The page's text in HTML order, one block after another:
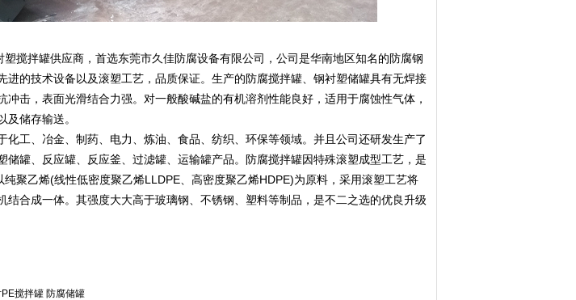
搅拌罐供应商，首选东莞市久佳防腐设备有限公司，公司是华南地区知名的防腐钢
进的技术设备以及滚塑工艺，品质保证。生产的防腐搅拌罐、钢衬塑储罐具有无焊接
冲击，表面光滑结合力强。对一般酸碱盐的有机溶剂性能良好，适用于腐蚀性气体，
及储存输送。
工、冶金、制药、电力、炼油、食品、纺织、环保等领域。并且公司还研发生产了
储罐、反应罐、反应釜、过滤罐、运输罐产品。防腐搅拌罐因特殊滚塑成型工艺，是
聚乙烯(线性低密度聚乙烯LLDPE、高密度聚乙烯HDPE)为原料，采用滚塑工艺将
结合成一体。其强度大大高于玻璃钢、不锈钢、塑料等制品，是不二之选的优良升级
搅拌罐 防腐储罐